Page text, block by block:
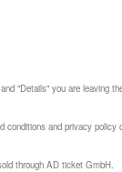
"Details" you are leaving
conditions and privacy policy
through AD ticket GmbH.